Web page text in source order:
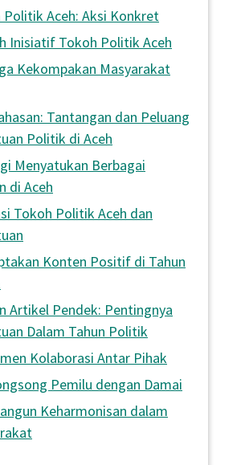
Politik Aceh: Aksi Konkret
Inisiatif Tokoh Politik Aceh
Kekompakan Masyarakat
Tantangan dan Peluang
Politik di Aceh
Menyatukan Berbagai
di Aceh
Tokoh Politik Aceh dan
Konten Positif di Tahun
Artikel Pendek: Pentingnya
Dalam Tahun Politik
Kolaborasi Antar Pihak
Pemilu dengan Damai
Keharmonisan dalam